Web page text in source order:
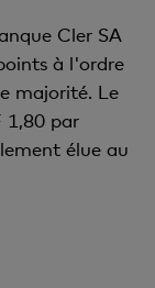
Cler SA
à l'ordre
majorité. Le
1,80 par
élue au